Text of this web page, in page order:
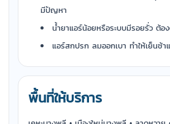
มีปัญหา
น้ำยาแอร์น้อยหรือระบบมีรอยรั่ว ต้อ
แอร์สกปรก ลมออกเบา ทำให้เย็นช้า
พื้นที่ให้บริการ